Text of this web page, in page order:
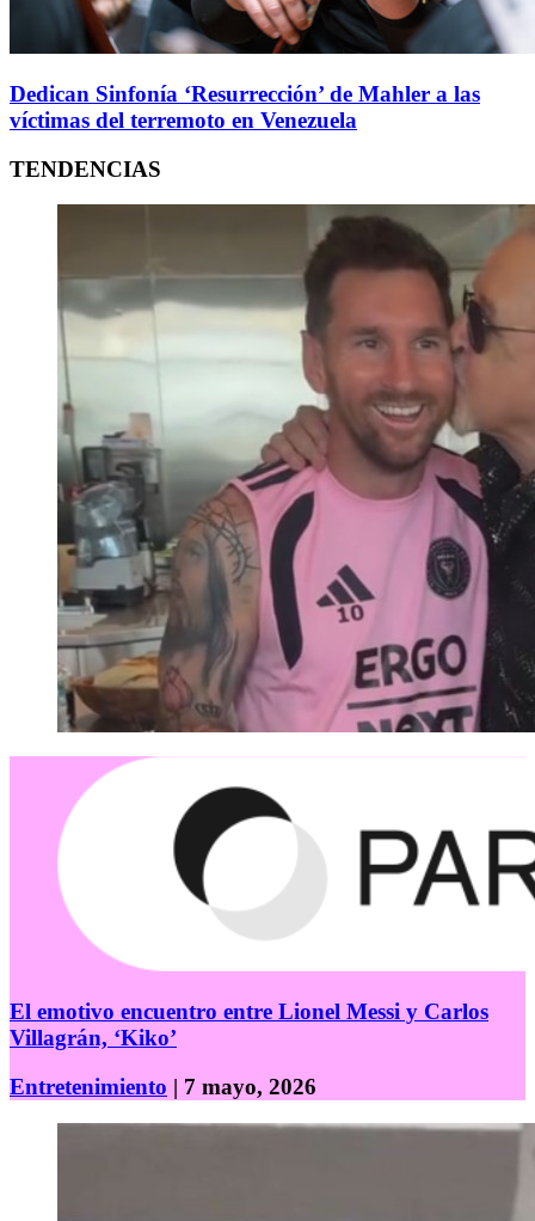
Dedican Sinfonía ‘Resurrección’ de Mahler a las
víctimas del terremoto en Venezuela
TENDENCIAS
El emotivo encuentro entre Lionel Messi y Carlos
Villagrán, ‘Kiko’
Entretenimiento | 7 mayo, 2026